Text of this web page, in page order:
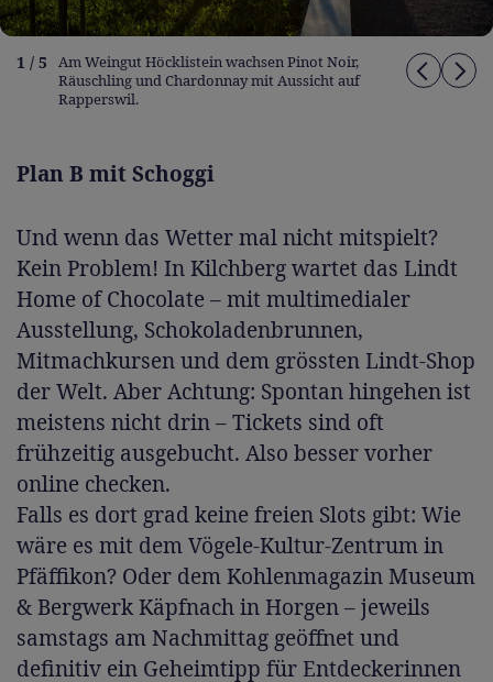
1 / 5
Am Weingut Höcklistein wachsen Pinot Noir,
Räuschling und Chardonnay mit Aussicht auf
Rapperswil.
Plan B mit Schoggi
Und wenn das Wetter mal nicht mitspielt?
Kein Problem! In Kilchberg wartet das Lindt
Home of Chocolate – mit multimedialer
Ausstellung, Schokoladenbrunnen,
Mitmachkursen und dem grössten Lindt-Shop
der Welt. Aber Achtung: Spontan hingehen ist
meistens nicht drin – Tickets sind oft
frühzeitig ausgebucht. Also besser vorher
online checken.
Falls es dort grad keine freien Slots gibt: Wie
wäre es mit dem Vögele-Kultur-Zentrum in
Pfäffikon? Oder dem Kohlenmagazin Museum
& Bergwerk Käpfnach in Horgen – jeweils
samstags am Nachmittag geöffnet und
definitiv ein Geheimtipp für Entdeckerinnen